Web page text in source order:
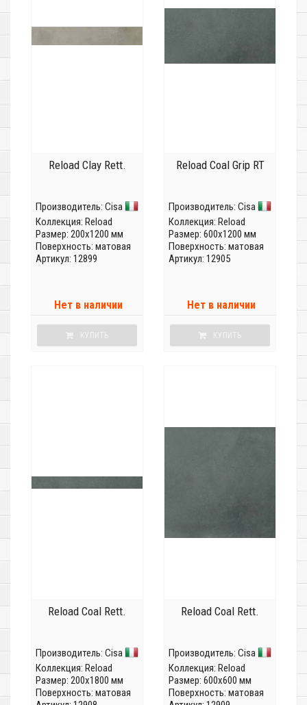
Reload Clay Rett.
Производитель: Cisa
Коллекция: Reload
Размер: 200x1200 мм
Поверхность: матовая
Артикул: 12899
Нет в наличии
КУПИТЬ
Reload Coal Grip RT
Производитель: Cisa
Коллекция: Reload
Размер: 600x1200 мм
Поверхность: матовая
Артикул: 12905
Нет в наличии
КУПИТЬ
Reload Coal Rett.
Производитель: Cisa
Коллекция: Reload
Размер: 200x1800 мм
Поверхность: матовая
Reload Coal Rett.
Производитель: Cisa
Коллекция: Reload
Размер: 600x600 мм
Поверхность: матовая